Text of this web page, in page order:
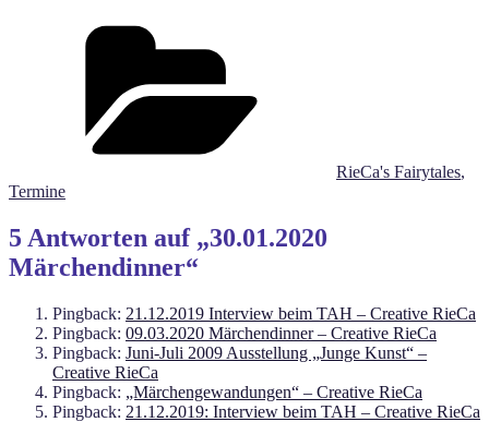
RieCa's Fairytales,
Termine
5 Antworten auf „30.01.2020
Märchendinner“
Pingback: 21.12.2019 Interview beim TAH – Creative RieCa
Pingback: 09.03.2020 Märchendinner – Creative RieCa
Pingback: Juni-Juli 2009 Ausstellung „Junge Kunst“ –
Creative RieCa
Pingback: „Märchengewandungen“ – Creative RieCa
Pingback: 21.12.2019: Interview beim TAH – Creative RieCa